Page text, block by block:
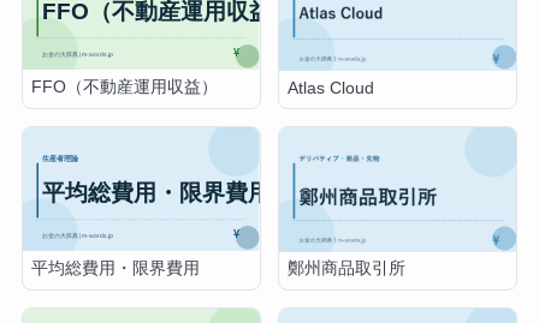
FFO（不動産運用収益） Atlas Cloud
平均総費用・限界費用 鄭州商品取引所